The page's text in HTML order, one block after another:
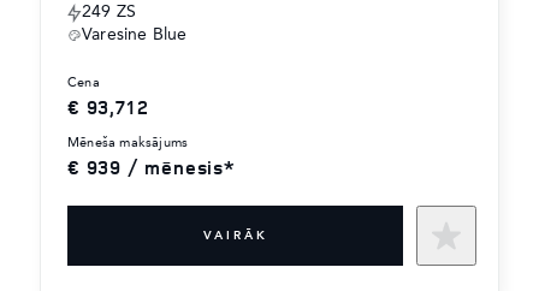
249 ZS
Varesine Blue
cena
€ 93,712
mēneša maksājums
€ 939 / mēnesis*
VAIRĀK